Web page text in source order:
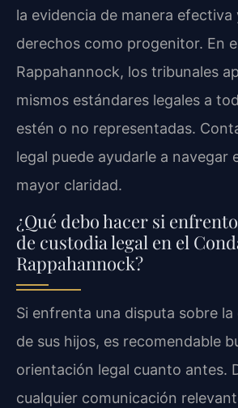
la evidencia de manera
derechos como progenitor. En
Rappahannock, los tribunales
mismos estándares legales a
estén o no representadas.
legal puede ayudarle a navegar
mayor claridad.
¿Qué debo hacer si
de custodia legal en el
Rappahannock?
Si enfrenta una disputa sobre la
de sus hijos, es recomendable
orientación legal cuanto antes.
cualquier comunicación